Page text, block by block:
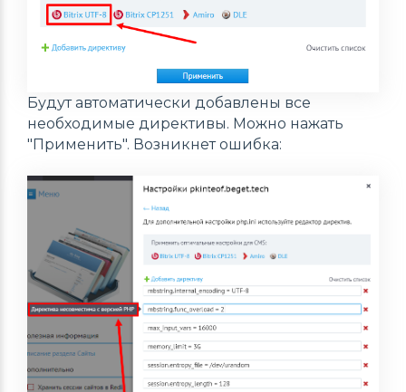
Будут автоматически добавлены все
необходимые директивы. Можно нажать
"Применить". Возникнет ошибка: